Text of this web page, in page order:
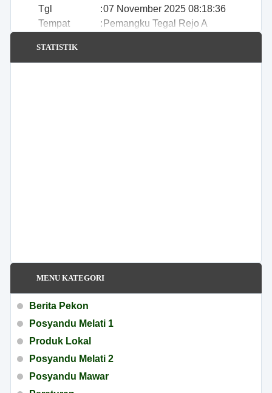
Tgl :07 November 2025 08:18:36
Tempat
:Pemangku Tegal Rejo A
TERDAHULU
STATISTIK
MENU KATEGORI
Berita Pekon
Posyandu Melati 1
Produk Lokal
Posyandu Melati 2
Posyandu Mawar